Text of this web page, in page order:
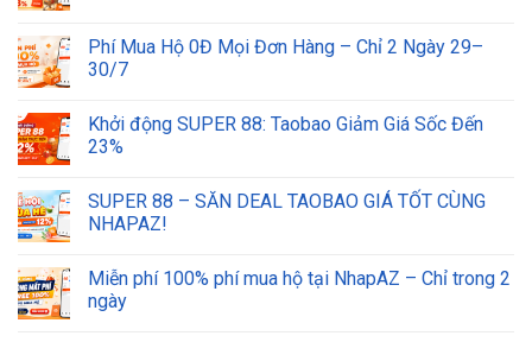
Phí Mua Hộ 0Đ Mọi Đơn Hàng – Chỉ 2 Ngày 29–
30/7
Khởi động SUPER 88: Taobao Giảm Giá Sốc Đến
23%
SUPER 88 – SĂN DEAL TAOBAO GIÁ TỐT CÙNG
NHAPAZ!
Miễn phí 100% phí mua hộ tại NhapAZ – Chỉ trong 2
ngày